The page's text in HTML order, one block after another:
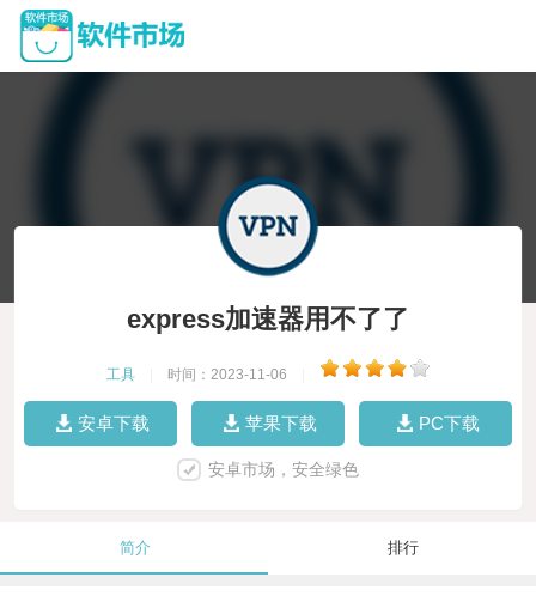
express加速器用不了了
工具 时间：2023-11-06
安卓下载 苹果下载 PC下载
安卓市场，安全绿色
简介 排行